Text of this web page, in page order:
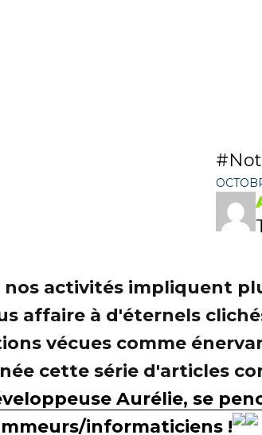
nos activités impliquent
affaire à d'éternels
vécues comme
cette série d'articles
Aurélie, se
informaticiens !